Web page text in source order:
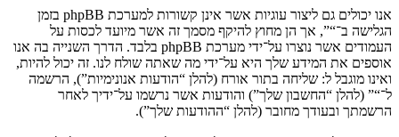
אנו יכולים גם ליצור עוגיות אשר אינן קשורות למערכת phpBB בזמן
הגלישה ב־“”, אך הן מחוץ להיקף מסמך זה אשר מיועד לכסות על
העמודים אשר נוצרו על־ידי מערכת phpBB בלבד. הדרך השנייה בה אנו
אוספים את המידע שלך היא על־ידי מה שאתה שולח לנו. זה יכול להיות,
ואינו מוגבל ל: שליחה בתור אורח (להלן “הודעות אנונימיות”), הרשמה
ל־“” (להלן “החשבון שלך”) והודעות אשר נרשמו על־ידיך לאחר
הרשמתך ובעודך מחובר (להלן “ההודעות שלך”).